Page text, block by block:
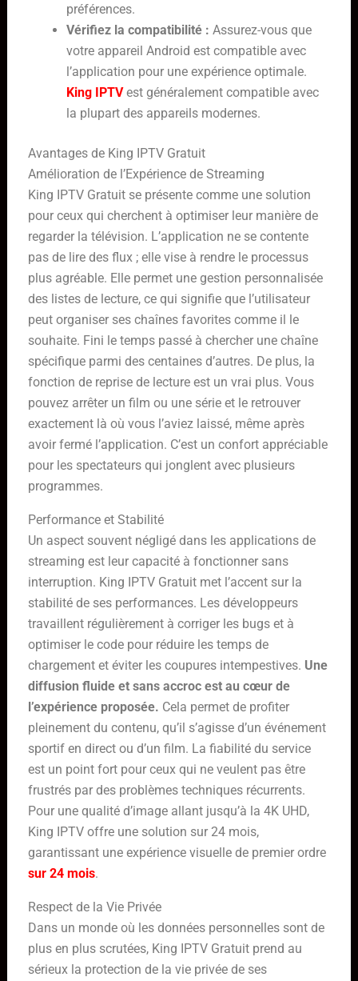
préférences.
Vérifiez la compatibilité : Assurez-vous que
votre appareil Android est compatible avec
l’application pour une expérience optimale.
King IPTV est généralement compatible avec
la plupart des appareils modernes.
Avantages de King IPTV Gratuit
Amélioration de l’Expérience de Streaming
King IPTV Gratuit se présente comme une solution
pour ceux qui cherchent à optimiser leur manière de
regarder la télévision. L’application ne se contente
pas de lire des flux ; elle vise à rendre le processus
plus agréable. Elle permet une gestion personnalisée
des listes de lecture, ce qui signifie que l’utilisateur
peut organiser ses chaînes favorites comme il le
souhaite. Fini le temps passé à chercher une chaîne
spécifique parmi des centaines d’autres. De plus, la
fonction de reprise de lecture est un vrai plus. Vous
pouvez arrêter un film ou une série et le retrouver
exactement là où vous l’aviez laissé, même après
avoir fermé l’application. C’est un confort appréciable
pour les spectateurs qui jonglent avec plusieurs
programmes.
Performance et Stabilité
Un aspect souvent négligé dans les applications de
streaming est leur capacité à fonctionner sans
interruption. King IPTV Gratuit met l’accent sur la
stabilité de ses performances. Les développeurs
travaillent régulièrement à corriger les bugs et à
optimiser le code pour réduire les temps de
chargement et éviter les coupures intempestives. Une
diffusion fluide et sans accroc est au cœur de
l’expérience proposée. Cela permet de profiter
pleinement du contenu, qu’il s’agisse d’un événement
sportif en direct ou d’un film. La fiabilité du service
est un point fort pour ceux qui ne veulent pas être
frustrés par des problèmes techniques récurrents.
Pour une qualité d’image allant jusqu’à la 4K UHD,
King IPTV offre une solution sur 24 mois,
garantissant une expérience visuelle de premier ordre
sur 24 mois.
Respect de la Vie Privée
Dans un monde où les données personnelles sont de
plus en plus scrutées, King IPTV Gratuit prend au
sérieux la protection de la vie privée de ses